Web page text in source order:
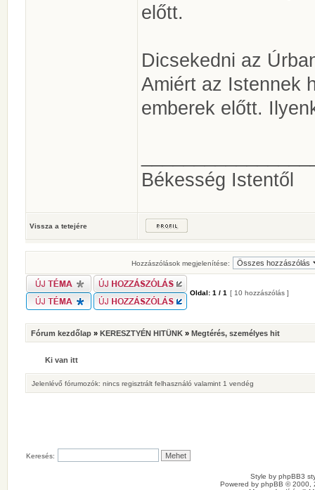
előtt.
Dicsekedni az
Amiért az Istennek
emberek előtt.
Békesség Istentől
Vissza a tetejére
Hozzászólások megjelenítése:
Oldal: 1 / 1 [ 10 hozzászólás ]
Fórum kezdőlap » KERESZTYÉN HITÜNK » Megtérés, személyes hit
Ki van itt
Jelenlévő fórumozók: nincs regisztrált felhasználó valamint 1 vendég
Keresés:
Style by phpBB3
Powered by phpBB © 2000,